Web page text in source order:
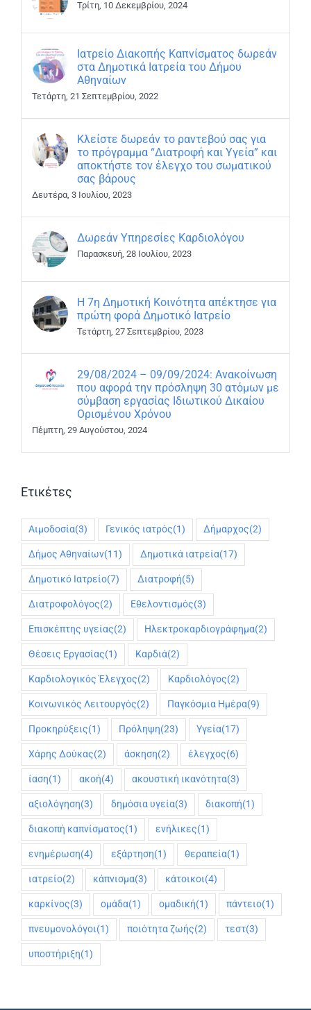
Τρίτη, 10 Δεκεμβρίου, 2024
Ιατρείο Διακοπής Καπνίσματος δωρεάν
στα Δημοτικά Ιατρεία του Δήμου
Αθηναίων
Τετάρτη, 21 Σεπτεμβρίου, 2022
Κλείστε δωρεάν το ραντεβού σας για
το πρόγραμμα “Διατροφή και Υγεία” και
αποκτήστε τον έλεγχο του σωματικού
σας βάρους
Δευτέρα, 3 Ιουλίου, 2023
Δωρεάν Υπηρεσίες Καρδιολόγου
Παρασκευή, 28 Ιουλίου, 2023
Η 7η Δημοτική Κοινότητα απέκτησε για
πρώτη φορά Δημοτικό Ιατρείο
Τετάρτη, 27 Σεπτεμβρίου, 2023
29/08/2024 – 09/09/2024: Ανακοίνωση
που αφορά την πρόσληψη 30 ατόμων με
σύμβαση εργασίας Ιδιωτικού Δικαίου
Ορισμένου Χρόνου
Πέμπτη, 29 Αυγούστου, 2024
Ετικέτες
Αιμοδοσία(3) Γενικός ιατρός(1) Δήμαρχος(2)
Δήμος Αθηναίων(11) Δημοτικά ιατρεία(17)
Δημοτικό Ιατρείο(7) Διατροφή(5)
Διατροφολόγος(2) Εθελοντισμός(3)
Επισκέπτης υγείας(2) Ηλεκτροκαρδιογράφημα(2)
Θέσεις Εργασίας(1) Καρδιά(2)
Καρδιολογικός Έλεγχος(2) Καρδιολόγος(2)
Κοινωνικός Λειτουργός(2) Παγκόσμια Ημέρα(9)
Προκηρύξεις(1) Πρόληψη(23) Υγεία(17)
Χάρης Δούκας(2) άσκηση(2) έλεγχος(6)
ίαση(1) ακοή(4) ακουστική ικανότητα(3)
αξιολόγηση(3) δημόσια υγεία(3) διακοπή(1)
διακοπή καπνίσματος(1) ενήλικες(1)
ενημέρωση(4) εξάρτηση(1) θεραπεία(1)
ιατρείο(2) κάπνισμα(3) κάτοικοι(4)
καρκίνος(3) ομάδα(1) ομαδική(1) πάντειο(1)
πνευμονολόγοι(1) ποιότητα ζωής(2) τεστ(3)
υποστήριξη(1)